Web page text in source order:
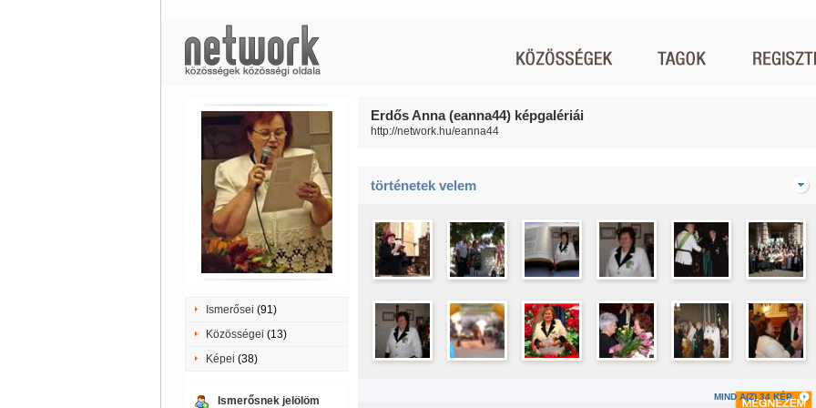
Ismerősei (91)
Közösségei (13)
Képei (38)
Ismerősnek jelölöm
Erdős Anna (eanna44) képgalériái
http://network.hu/eanna44
történetek velem
MIND A(Z) 34 KÉP